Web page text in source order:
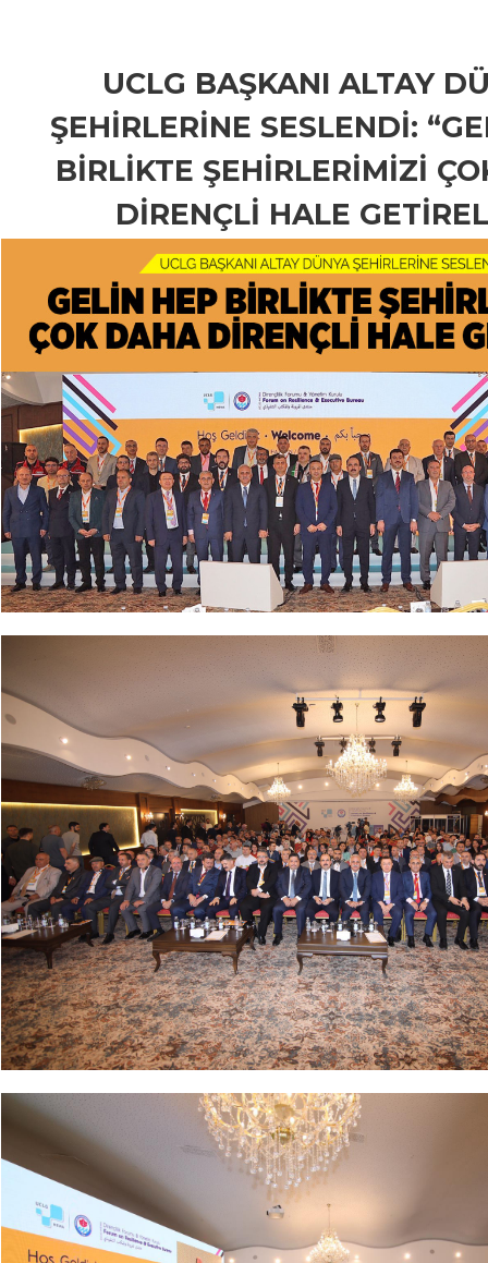
UCLG BAŞKANI ALTAY
ŞEHİRLERİNE SESLENDİ:
BİRLİKTE ŞEHİRLERİMİZİ
DİRENÇLİ HALE